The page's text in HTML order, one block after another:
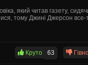
який читав газету,
тому Джині Джерсон
Круто 63